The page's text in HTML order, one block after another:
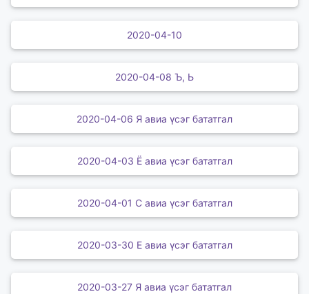
2020-04-10
2020-04-08 Ъ, Ь
2020-04-06 Я авиа үсэг бататгал
2020-04-03 Ё авиа үсэг бататгал
2020-04-01 С авиа үсэг бататгал
2020-03-30 Е авиа үсэг бататгал
2020-03-27 Я авиа үсэг бататгал